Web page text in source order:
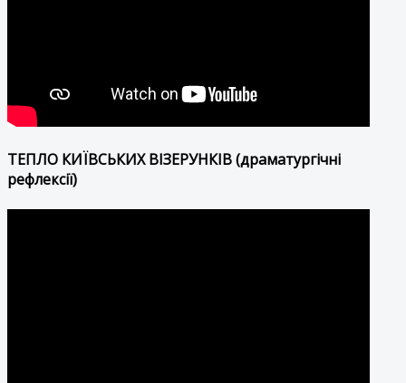
ТЕПЛО КИЇВСЬКИХ ВІЗЕРУНКІВ (драматургічні
рефлексії)